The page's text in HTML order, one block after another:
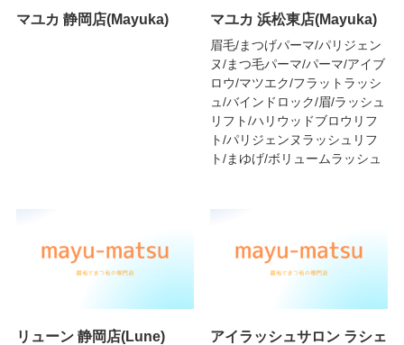
マユカ 静岡店(Mayuka) マユカ 浜松東店(Mayuka)
眉毛/まつげパーマ/パリジェン
ヌ/まつ毛パーマ/パーマ/アイブ
ロウ/マツエク/フラットラッシ
ュ/バインドロック/眉/ラッシュ
リフト/ハリウッドブロウリフ
ト/パリジェンヌラッシュリフ
ト/まゆげ/ボリュームラッシュ
リューン 静岡店(Lune) アイラッシュサロン ラシェ